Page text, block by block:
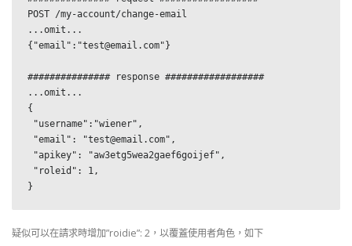
POST /my-account/change-email
...omit...
{"email":"test@email.com"}
############### response ##################
...omit...
{
}
疑似可以在請求時增加”roidie”: 2，以覆蓋使用者角色，如下